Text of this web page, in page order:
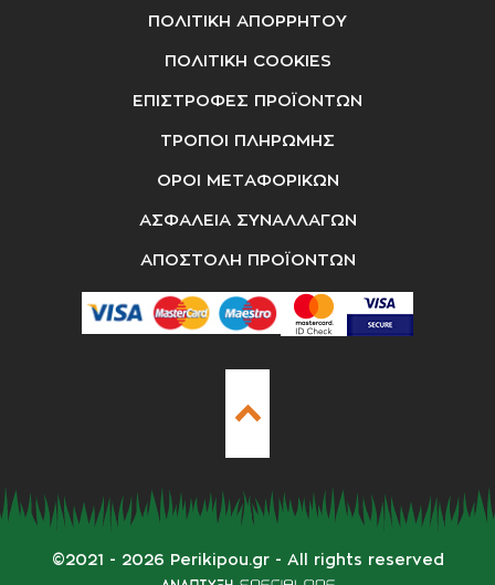
ΠΟΛΙΤΙΚΗ ΑΠΟΡΡΗΤΟΥ
ΠΟΛΙΤΙΚΗ COOKIES
ΕΠΙΣΤΡΟΦΕΣ ΠΡΟΪΟΝΤΩΝ
ΤΡΟΠΟΙ ΠΛΗΡΩΜΗΣ
ΟΡΟΙ ΜΕΤΑΦΟΡΙΚΩΝ
ΑΣΦΑΛΕΙΑ ΣΥΝΑΛΛΑΓΩΝ
ΑΠΟΣΤΟΛΗ ΠΡΟΪΟΝΤΩΝ
©2021 - 2026 Perikipou.gr - All rights reserved